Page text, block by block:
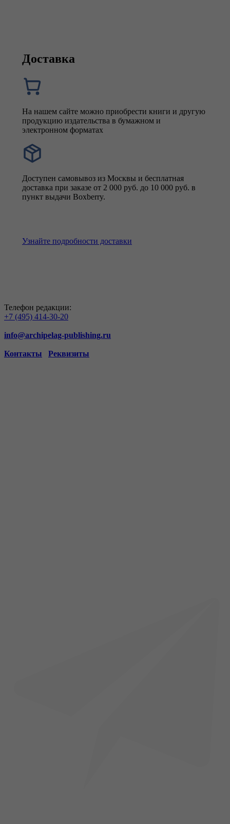
Доставка
На нашем сайте можно приобрести книги и другую
продукцию издательства в бумажном и
электронном форматах
Доступен самовывоз из Москвы и бесплатная
доставка при заказе от 2 000 руб. до 10 000 руб. в
пункт выдачи Boxberry.
Узнайте подробности доставки
Телефон редакции:
+7 (495) 414-30-20
info@archipelag-publishing.ru
Контакты Реквизиты